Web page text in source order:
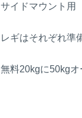
サイドマウント用
レギはそれぞれ
無料20kgに50kg